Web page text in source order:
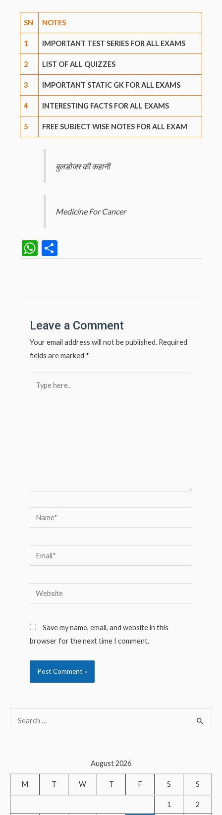
SN NOTES
1 IMPORTANT TEST SERIES FOR ALL EXAMS
2 LIST OF ALL QUIZZES
3 IMPORTANT STATIC GK FOR ALL EXAMS
4 INTERESTING FACTS FOR ALL EXAMS
5 FREE SUBJECT WISE NOTES FOR ALL EXAM
बुलडोजर की कहानी
Medicine For Cancer
W
h
p
p
h
Leave a Comment
Your email address will not be published. Required
fields are marked *
Name*
Email*
Website
Save my name, email, and website in this
browser for the next time I comment.
c
August 2026
M T W T F S S
1 2